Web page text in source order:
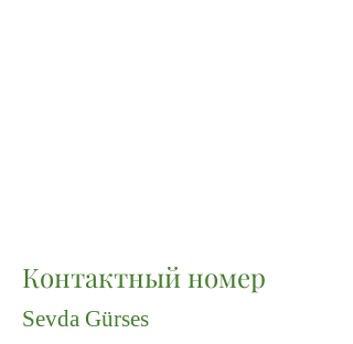
Контактный номер
Sevda Gürses